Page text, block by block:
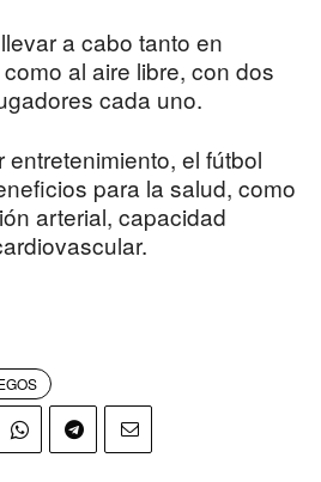
a cabo tanto en
al aire libre, con dos
cada uno.
el fútbol
para la salud, como
arterial, capacidad